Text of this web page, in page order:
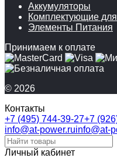
Аккумуляторы
Комплектующие
Элементы Питания
Принимаем к оплате
© 2026
Контакты
+7 (495) 744-39-27+7
info@at-power.ruinfo@at-
Личный кабинет